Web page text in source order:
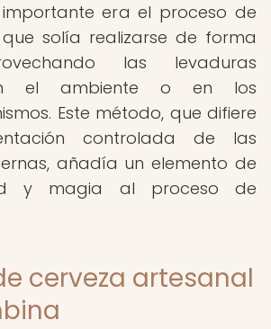
era el proceso de
solía realizarse de forma
las levaduras
el ambiente o en los
Este método, que difiere
controlada de las
añadía un elemento de
y magia al proceso de
cerveza artesanal